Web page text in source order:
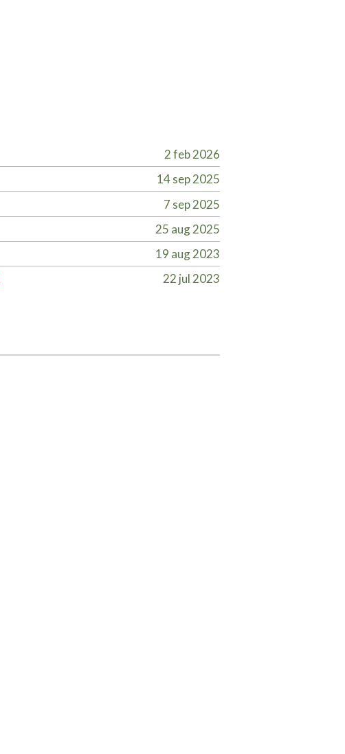
2 feb 2026
14 sep 2025
7 sep 2025
25 aug 2025
19 aug 2023
22 jul 2023